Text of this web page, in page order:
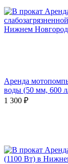
Аренда
воды (50 мм, 600
1 300 ₽